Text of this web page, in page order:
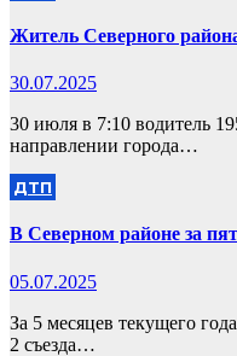
Житель Северного
30.07.2025
30 июля в 7:10 водитель
направлении города…
ДТП
В Северном районе за
05.07.2025
За 5 месяцев текущего
2 съезда…